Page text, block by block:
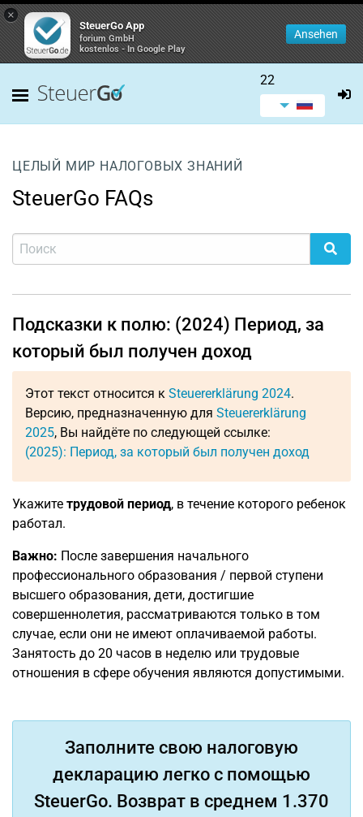
×
SteuerGo App
forium GmbH
kostenlos - In Google Play
Ansehen
22
ЦЕЛЫЙ МИР НАЛОГОВЫХ ЗНАНИЙ
SteuerGo FAQs
Подсказки к полю: (2024) Период, за
который был получен доход
Этот текст относится к Steuererklärung 2024.
Версию, предназначенную для Steuererklärung
2025, Вы найдёте по следующей ссылке:
(2025): Период, за который был получен доход
Укажите трудовой период, в течение которого ребенок
работал.
Важно: После завершения начального
профессионального образования / первой ступени
высшего образования, дети, достигшие
совершеннолетия, рассматриваются только в том
случае, если они не имеют оплачиваемой работы.
Занятость до 20 часов в неделю или трудовые
отношения в сфере обучения являются допустимыми.
Заполните свою налоговую
декларацию легко с помощью
SteuerGo. Возврат в среднем 1.370